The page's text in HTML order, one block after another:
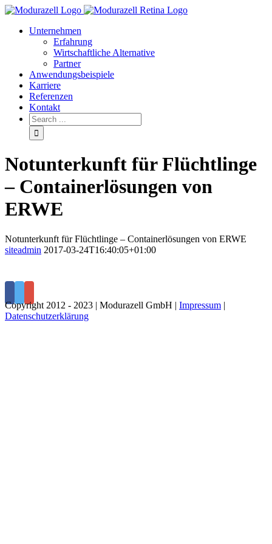
Unternehmen
Erfahrung
Wirtschaftliche Alternative
Partner
Anwendungsbeispiele
Karriere
Referenzen
Kontakt
Notunterkunft für Flüchtlinge
– Containerlösungen von
ERWE
Notunterkunft für Flüchtlinge – Containerlösungen von ERWE
siteadmin 2017-03-24T16:40:05+01:00
Copyright 2012 - 2023 | Modurazell GmbH | Impressum |
Datenschutzerklärung